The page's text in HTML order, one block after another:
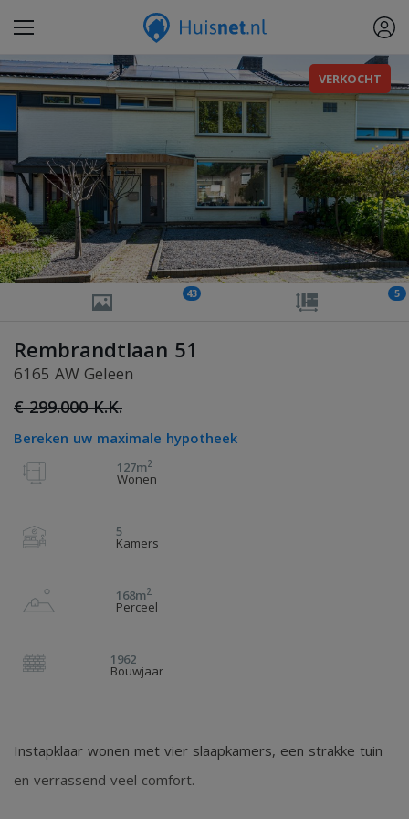
VERKOCHT
43 5
Rembrandtlaan 51
6165 AW Geleen
€ 299.000 K.K.
Bereken uw maximale hypotheek
127m2
Wonen
5
Kamers
168m2
Perceel
1962
Bouwjaar
Instapklaar wonen met vier slaapkamers, een strakke tuin
en verrassend veel comfort.